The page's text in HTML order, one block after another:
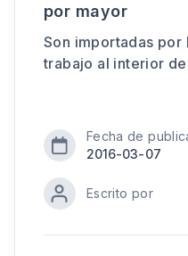
por mayor
Son importadas
trabajo al interior
Fecha de
2016-03-07
Escrito por